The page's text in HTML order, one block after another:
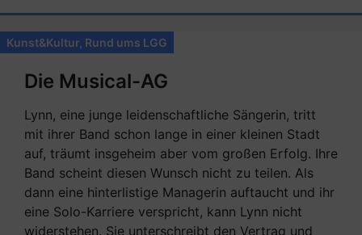
Kunst&Kultur Rund ums LGG
Die Musical-AG
Lynn, eine junge leidenschaftliche Sängerin, tritt
mit ihrer Band schon lange in einer kleinen Stadt
auf, träumt insgeheim aber vom großen Erfolg. Ihre
Band scheint diesen Wunsch nicht zu teilen. Als
dann eine hinterlistige Managerin auftaucht und ihr
eine Solo-Karriere verspricht, kann Lynn nicht
widerstehen. Sie unterschreibt den Vertrag und